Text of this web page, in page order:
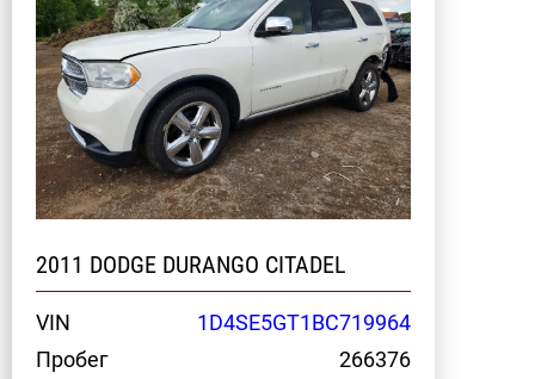
2011 DODGE DURANGO CITADEL
VIN
1D4SE5GT1BC719964
Пробег
266376